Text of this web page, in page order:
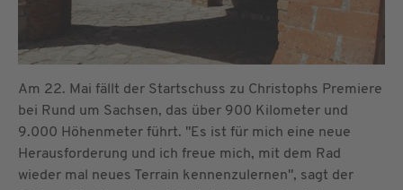
Am 22. Mai fällt der Startschuss zu Christophs Premiere
bei Rund um Sachsen, das über 900 Kilometer und
9.000 Höhenmeter führt. "Es ist für mich eine neue
Herausforderung und ich freue mich, mit dem Rad
wieder mal neues Terrain kennenzulernen", sagt der